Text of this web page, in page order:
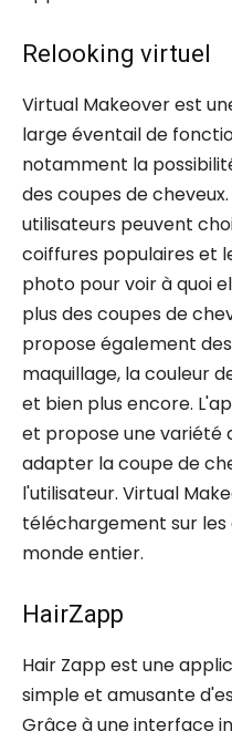
Relooking virtuel
Virtual Makeover est
large éventail de
notamment la
des coupes de
utilisateurs peuvent
coiffures populaires et
photo pour voir à quoi
plus des coupes de
propose également
maquillage, la couleur
et bien plus encore.
et propose une variété
adapter la coupe de
l'utilisateur. Virtual
téléchargement sur les
monde entier.
HairZapp
Hair Zapp est une
simple et amusante
Grâce à une interface